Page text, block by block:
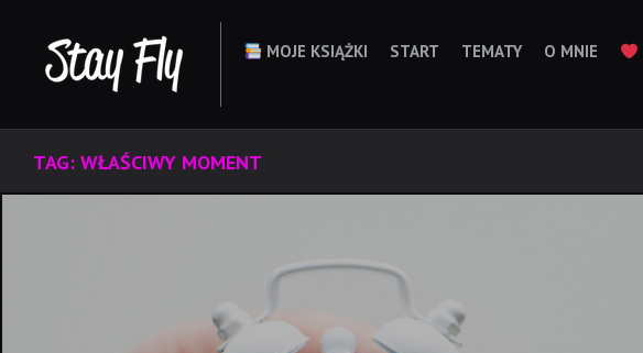
content
MOJE KSIĄŻKI START TEMATY O MNIE
TAG: WŁAŚCIWY MOMENT